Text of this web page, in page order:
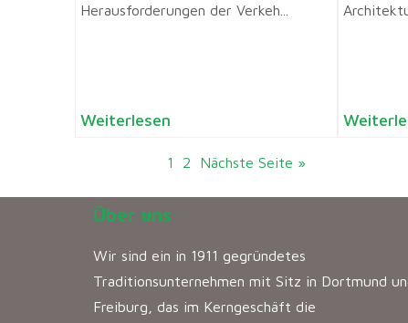
Herausforderungen der Verkeh...
Weiterlesen
1 2 Nächste Seite »
Über uns
Wir sind ein in 1911 gegründetes
Traditionsunternehmen mit Sitz in Dortmund
Freiburg, das im Kerngeschäft die